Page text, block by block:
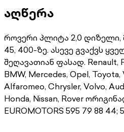
აღწერა
როვერი პლიტა 2,0 დიზელი,
45, 400-ზე. ასევე გვაქვს
შეღავათიან ფასად. Renault,
BMW, Mercedes, Opel, Toyota,
Alfaromeo, Chrysler, Volvo,
Honda, Nissan, Rover
EUROMOTORS 595 79 88 44;